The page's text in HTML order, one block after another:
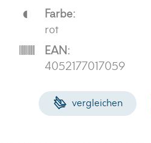
Farbe:
rot
EAN:
4052177017059
vergleichen